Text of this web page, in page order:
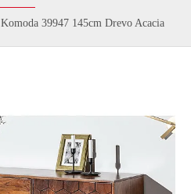
Komoda 39947 145cm Drevo Acacia